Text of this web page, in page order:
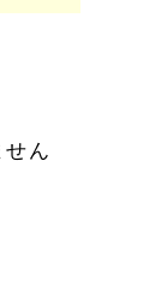
ん